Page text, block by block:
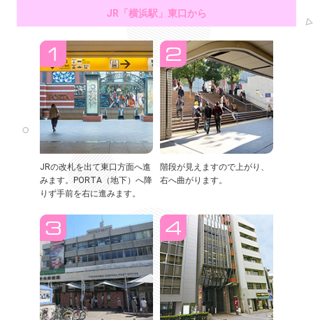
JR「横浜駅」東口から
JRの改札を出て東口方面へ進
みます。PORTA（地下）へ降
りず手前を右に進みます。
階段が見えますので上がり、
右へ曲がります。